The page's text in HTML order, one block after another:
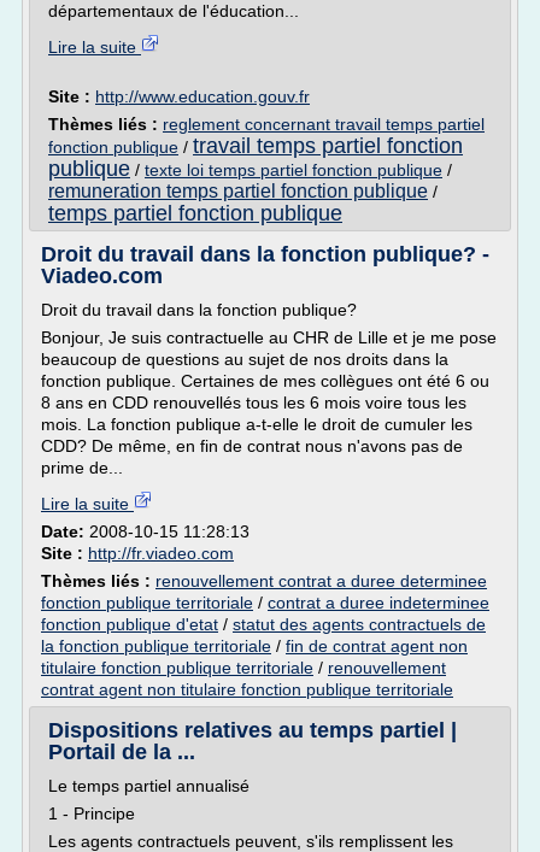
départementaux de l'éducation...
Lire la suite
Site : http://www.education.gouv.fr
Thèmes liés : reglement concernant travail temps partiel
fonction publique / travail temps partiel fonction
publique / texte loi temps partiel fonction publique /
remuneration temps partiel fonction publique /
temps partiel fonction publique
Droit du travail dans la fonction publique? -
Viadeo.com
Droit du travail dans la fonction publique?
Bonjour, Je suis contractuelle au CHR de Lille et je me pose
beaucoup de questions au sujet de nos droits dans la
fonction publique. Certaines de mes collègues ont été 6 ou
8 ans en CDD renouvellés tous les 6 mois voire tous les
mois. La fonction publique a-t-elle le droit de cumuler les
CDD? De même, en fin de contrat nous n'avons pas de
prime de...
Lire la suite
Date: 2008-10-15 11:28:13
Site : http://fr.viadeo.com
Thèmes liés : renouvellement contrat a duree determinee
fonction publique territoriale / contrat a duree indeterminee
fonction publique d'etat / statut des agents contractuels de
la fonction publique territoriale / fin de contrat agent non
titulaire fonction publique territoriale / renouvellement
contrat agent non titulaire fonction publique territoriale
Dispositions relatives au temps partiel |
Portail de la ...
Le temps partiel annualisé
1 - Principe
Les agents contractuels peuvent, s'ils remplissent les